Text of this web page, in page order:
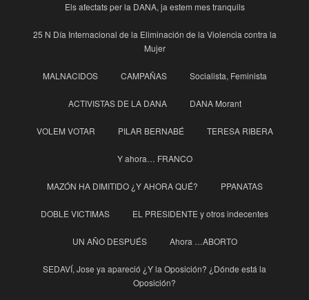
Els afectats per la DANA, ja estem mes tranquils
25 N Día Internacional de la Eliminación de la Violencia contra la
Mujer
MALNACIDOS CAMPAÑAS Socialista, Feminista
ACTIVISTAS DE LA DANA DANA Morant
VOLEM VOTAR PILAR BERNABÉ TERESA RIBERA
Y ahora… FRANCO
MAZÓN HA DIMITIDO ¿Y AHORA QUÉ? PPANATAS
DOBLE VICTIMAS EL PRESIDENTE y otros indecentes
UN AÑO DESPUÉS Ahora …ABORTO
SEDAVÍ, Jose ya apareció ¿Y la Oposición? ¿Dónde está la
Oposición?